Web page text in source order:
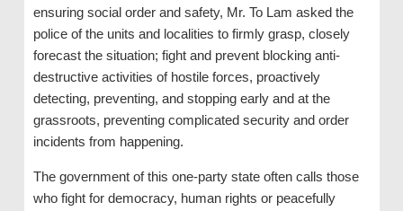
ensuring social order and safety, Mr. To Lam asked the
police of the units and localities to firmly grasp, closely
forecast the situation; fight and prevent blocking anti-
destructive activities of hostile forces, proactively
detecting, preventing, and stopping early and at the
grassroots, preventing complicated security and order
incidents from happening.
The government of this one-party state often calls those
who fight for democracy, human rights or peacefully